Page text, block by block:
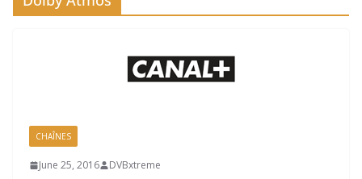
CHAÎNES
June 25, 2016 DVBxtreme